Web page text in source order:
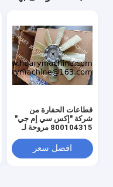
قطاعات الحفارة من
شركة "إكس سي إم جي"
800104315 مروحة لـ
افضل سعر